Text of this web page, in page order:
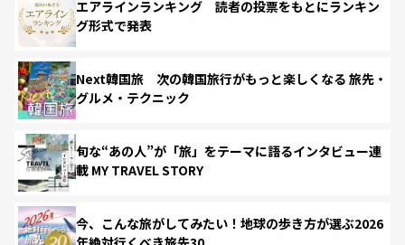
エアラインランキング 読者の投票をもとにランキン
グ形式で発表
Next韓国旅 次の韓国旅行がもっと楽しくなる 旅先・
グルメ・テクニック
旬な“あの人”が「旅」をテーマに語るインタビュー連
載 MY TRAVEL STORY
今、こんな旅がしてみたい！地球の歩き方が選ぶ2026